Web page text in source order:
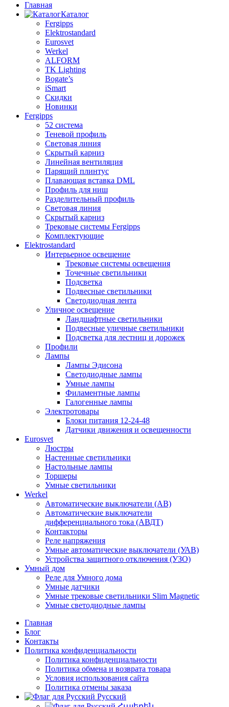
Главная
Каталог
Fergipps
Elektrostandard
Eurosvet
Werkel
ALFORM
TK Lighting
Bogate’s
iSmart
Скидки
Новинки
Fergipps
52 система
Теневой профиль
Световая линия
Скрытый карниз
Линейная вентиляция
Парящий плинтус
Плавающая вставка DML
Профиль для ниш
Разделительный профиль
Световая линия
Скрытый карниз
Трековые системы Fergipps
Комплектующие
Elektrostandard
Интерьерное освещение
Трековые системы освещения
Точечные светильники
Подсветка
Подвесные светильники
Светодиодная лента
Уличное освещение
Ландшафтные светильники
Подвесные уличные светильники
Подсветка для лестниц и дорожек
Профили
Лампы
Лампы Эдисона
Светодиодные лампы
Умные лампы
Филаментные лампы
Галогенные лампы
Электротовары
Блоки питания 12-24-48
Датчики движения и освещенности
Eurosvet
Люстры
Настенные светильники
Настольные лампы
Торшеры
Умные светильники
Werkel
Автоматические выключатели (АВ)
Автоматические выключатели
дифференциального тока (АВДТ)
Контакторы
Реле напряжения
Умные автоматические выключатели (УАВ)
Устройства защитного отключения (УЗО)
Умный дом
Реле для Умного дома
Умные датчики
Умные трековые светильники Slim Magnetic
Умные светодиодные лампы
Главная
Блог
Контакты
Политика конфиденциальности
Политика конфиденциальности
Политика обмена и возврата товара
Условия использования сайта
Политика отмены заказа
Русский